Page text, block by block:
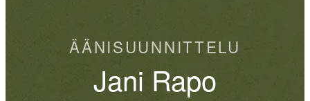
ÄÄNISUUNNITTELU
Jani Rapo